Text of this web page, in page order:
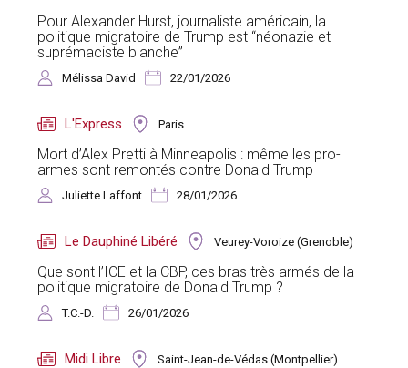
Pour Alexander Hurst, journaliste américain, la
politique migratoire de Trump est “néonazie et
suprémaciste blanche”
Mélissa David 22/01/2026
L'Express Paris
Mort d’Alex Pretti à Minneapolis : même les pro-
armes sont remontés contre Donald Trump
Juliette Laffont 28/01/2026
Le Dauphiné Libéré Veurey-Voroize (Grenoble)
Que sont l’ICE et la CBP, ces bras très armés de la
politique migratoire de Donald Trump ?
T.C.-D. 26/01/2026
Midi Libre Saint-Jean-de-Védas (Montpellier)